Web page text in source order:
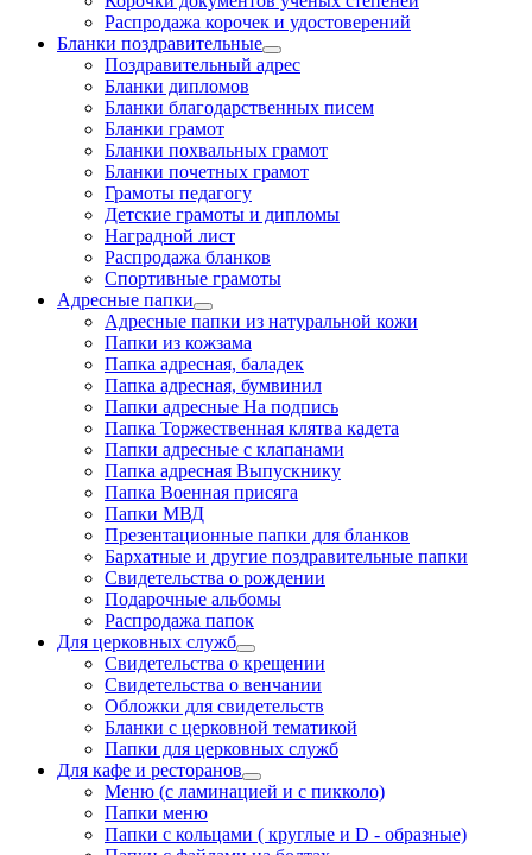
Распродажа корочек и удостоверений
Бланки поздравительные
Поздравительный адрес
Бланки дипломов
Бланки благодарственных писем
Бланки грамот
Бланки похвальных грамот
Бланки почетных грамот
Грамоты педагогу
Детские грамоты и дипломы
Наградной лист
Распродажа бланков
Спортивные грамоты
Адресные папки
Адресные папки из натуральной кожи
Папки из кожзама
Папка адресная, баладек
Папка адресная, бумвинил
Папки адресные На подпись
Папка Торжественная клятва кадета
Папки адресные с клапанами
Папка адресная Выпускнику
Папка Военная присяга
Папки МВД
Презентационные папки для бланков
Бархатные и другие поздравительные папки
Свидетельства о рождении
Подарочные альбомы
Распродажа папок
Для церковных служб
Свидетельства о крещении
Свидетельства о венчании
Обложки для свидетельств
Бланки с церковной тематикой
Папки для церковных служб
Для кафе и ресторанов
Меню (с ламинацией и с пикколо)
Папки меню
Папки с кольцами ( круглые и D - образные)